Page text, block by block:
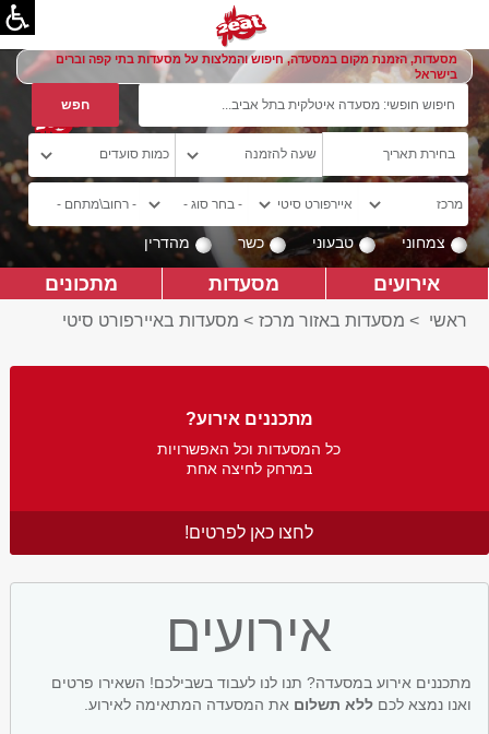
מסעדות, הזמנת מקום במסעדה, חיפוש והמלצות על מסעדות בתי קפה וברים
בישראל
צמחוני טבעוני כשר מהדרין
אירועים מסעדות מתכונים
ראשי > מסעדות באזור מרכז > מסעדות באיירפורט סיטי
מתכננים אירוע?
כל המסעדות וכל האפשרויות
במרחק לחיצה אחת
לחצו כאן לפרטים!
אירועים
מתכננים אירוע במסעדה? תנו לנו לעבוד בשבילכם! השאירו פרטים
ואנו נמצא לכם ללא תשלום את המסעדה המתאימה לאירוע.